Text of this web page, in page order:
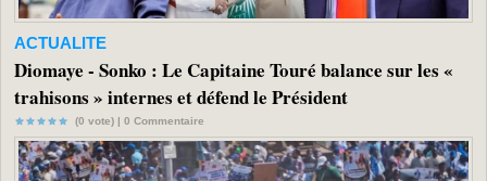
ACTUALITE
Diomaye - Sonko : Le Capitaine Touré balance sur les «
trahisons » internes et défend le Président
(0 vote) | 0 Commentaire